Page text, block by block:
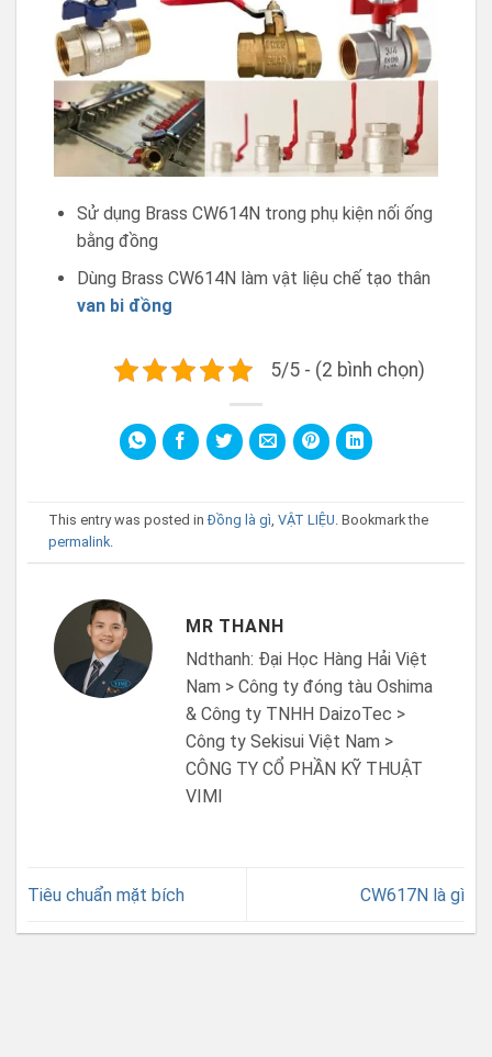
Sử dụng Brass CW614N trong phụ kiện nối ống
bằng đồng
Dùng Brass CW614N làm vật liệu chế tạo thân
van bi đồng
5/5 - (2 bình chọn)
This entry was posted inĐồng là gì,VẬT LIỆU. Bookmark the
permalink.
MR THANH
Ndthanh: Đại Học Hàng Hải Việt
Nam > Công ty đóng tàu Oshima
& Công ty TNHH DaizoTec >
Công ty Sekisui Việt Nam >
CÔNG TY CỔ PHẦN KỸ THUẬT
VIMI
Tiêu chuẩn mặt bích CW617N là gì